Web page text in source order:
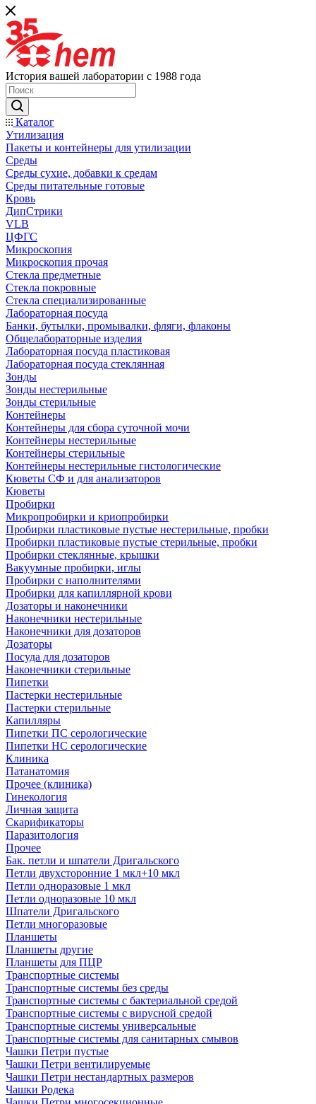
История вашей лаборатории с 1988 года
Каталог
Утилизация
Пакеты и контейнеры для утилизации
Среды
Среды сухие, добавки к средам
Среды питательные готовые
Кровь
ДипСтрики
VLB
ЦФГС
Микроскопия
Микроскопия прочая
Стекла предметные
Стекла покровные
Стекла специализированные
Лабораторная посуда
Банки, бутылки, промывалки, фляги, флаконы
Общелабораторные изделия
Лабораторная посуда пластиковая
Лабораторная посуда стеклянная
Зонды
Зонды нестерильные
Зонды стерильные
Контейнеры
Контейнеры для сбора суточной мочи
Контейнеры нестерильные
Контейнеры стерильные
Контейнеры нестерильные гистологические
Кюветы СФ и для анализаторов
Кюветы
Пробирки
Микропробирки и криопробирки
Пробирки пластиковые пустые нестерильные, пробки
Пробирки пластиковые пустые стерильные, пробки
Пробирки стеклянные, крышки
Вакуумные пробирки, иглы
Пробирки с наполнителями
Пробирки для капиллярной крови
Дозаторы и наконечники
Наконечники нестерильные
Наконечники для дозаторов
Дозаторы
Посуда для дозаторов
Наконечники стерильные
Пипетки
Пастерки нестерильные
Пастерки стерильные
Капилляры
Пипетки ПС серологические
Пипетки НС серологические
Клиника
Патанатомия
Прочее (клиника)
Гинекология
Личная защита
Скарификаторы
Паразитология
Прочее
Бак. петли и шпатели Дригальского
Петли двухсторонние 1 мкл+10 мкл
Петли одноразовые 1 мкл
Петли одноразовые 10 мкл
Шпатели Дригальского
Петли многоразовые
Планшеты
Планшеты другие
Планшеты для ПЦР
Транспортные системы
Транспортные системы без среды
Транспортные системы с бактериальной средой
Транспортные системы с вирусной средой
Транспортные системы универсальные
Транспортные системы для санитарных смывов
Чашки Петри пустые
Чашки Петри вентилируемые
Чашки Петри нестандартных размеров
Чашки Родека